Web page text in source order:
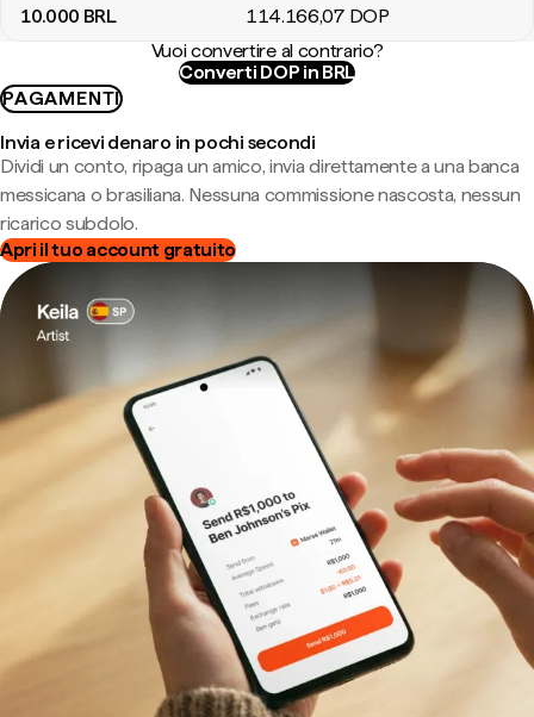
10.000 BRL 114.166,07 DOP
Vuoi convertire al contrario?
Converti DOP in BRL
PAGAMENTI
Invia e ricevi denaro in pochi secondi
Dividi un conto, ripaga un amico, invia direttamente a una banca
messicana o brasiliana. Nessuna commissione nascosta, nessun
ricarico subdolo.
Apri il tuo account gratuito